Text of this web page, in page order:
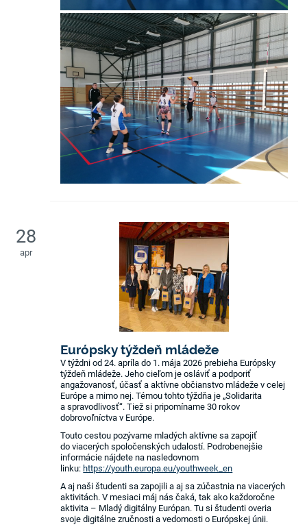
28
apr
Európsky týždeň mládeže
V týždni od 24. apríla do 1. mája 2026 prebieha Európsky
týždeň mládeže. Jeho cieľom je osláviť a podporiť
angažovanosť, účasť a aktívne občianstvo mládeže v celej
Európe a mimo nej. Témou tohto týždňa je „Solidarita
a spravodlivosť“. Tiež si pripomíname 30 rokov
dobrovoľníctva v Európe.
Touto cestou pozývame mladých aktívne sa zapojiť
do viacerých spoločenských udalostí. Podrobenejšie
informácie nájdete na nasledovnom
linku: https://youth.europa.eu/youthweek_en
A aj naši študenti sa zapojili a aj sa zúčastnia na viacerých
aktivitách. V mesiaci máj nás čaká, tak ako každoročne
aktivita – Mladý digitálny Európan. Tu si študenti overia
svoje digitálne zručnosti a vedomosti o Európskej únii.